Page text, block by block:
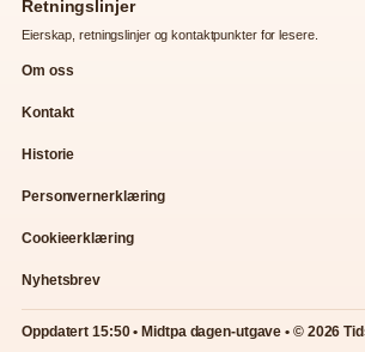
Retningslinjer
Eierskap, retningslinjer og kontaktpunkter for lesere.
Om oss
Kontakt
Historie
Personvernerklæring
Cookieerklæring
Nyhetsbrev
Oppdatert 15:50 • Midtpa dagen-utgave • © 2026